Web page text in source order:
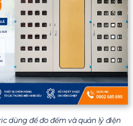
dùng để đo đếm và quản lý điện